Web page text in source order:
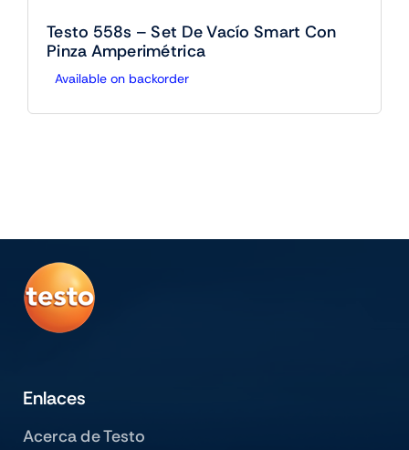
Testo 558s – Set De Vacío Smart Con
Pinza Amperimétrica
Available on backorder
Enlaces
Acerca de Testo